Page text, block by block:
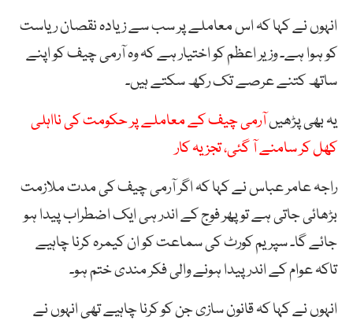
انہوں نے کہا کہ اس معاملے پر سب سے زیادہ نقصان ریاست
کو ہوا ہے۔ وزیر اعظم کو اختیار ہے کہ وہ آرمی چیف کو اپنے
ساتھ کتنے عرصے تک رکھ سکتے ہیں۔
یہ بھی پڑھیںآرمی چیف کے معاملے پر حکومت کی نااہلی
کھل کر سامنے آ گئی، تجزیہ کار
راجہ عامر عباس نے کہا کہ اگر آرمی چیف کی مدت ملازمت
بڑھائی جاتی ہے تو پھر فوج کے اندر ہی ایک اضطراب پیدا ہو
جائے گا۔ سپریم کورٹ کی سماعت کو ان کیمرہ کرنا چاہیے
تاکہ عوام کے اندر پیدا ہونے والی فکر مندی ختم ہو۔
انہوں نے کہا کہ قانون سازی جن کو کرنا چاہیے تھی انہوں نے